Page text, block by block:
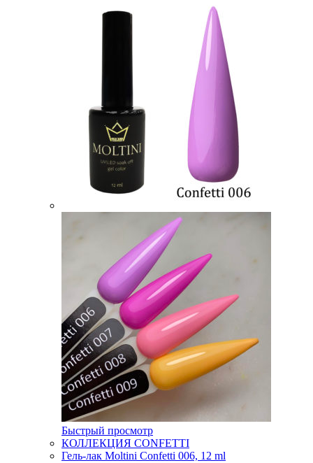
Быстрый просмотр
КОЛЛЕКЦИЯ CONFETTI
Гель-лак Moltini Confetti 006, 12 ml